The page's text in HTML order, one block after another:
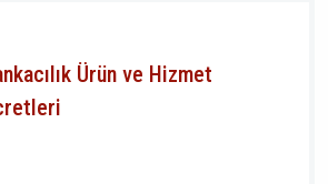
Ürün ve Hizmet